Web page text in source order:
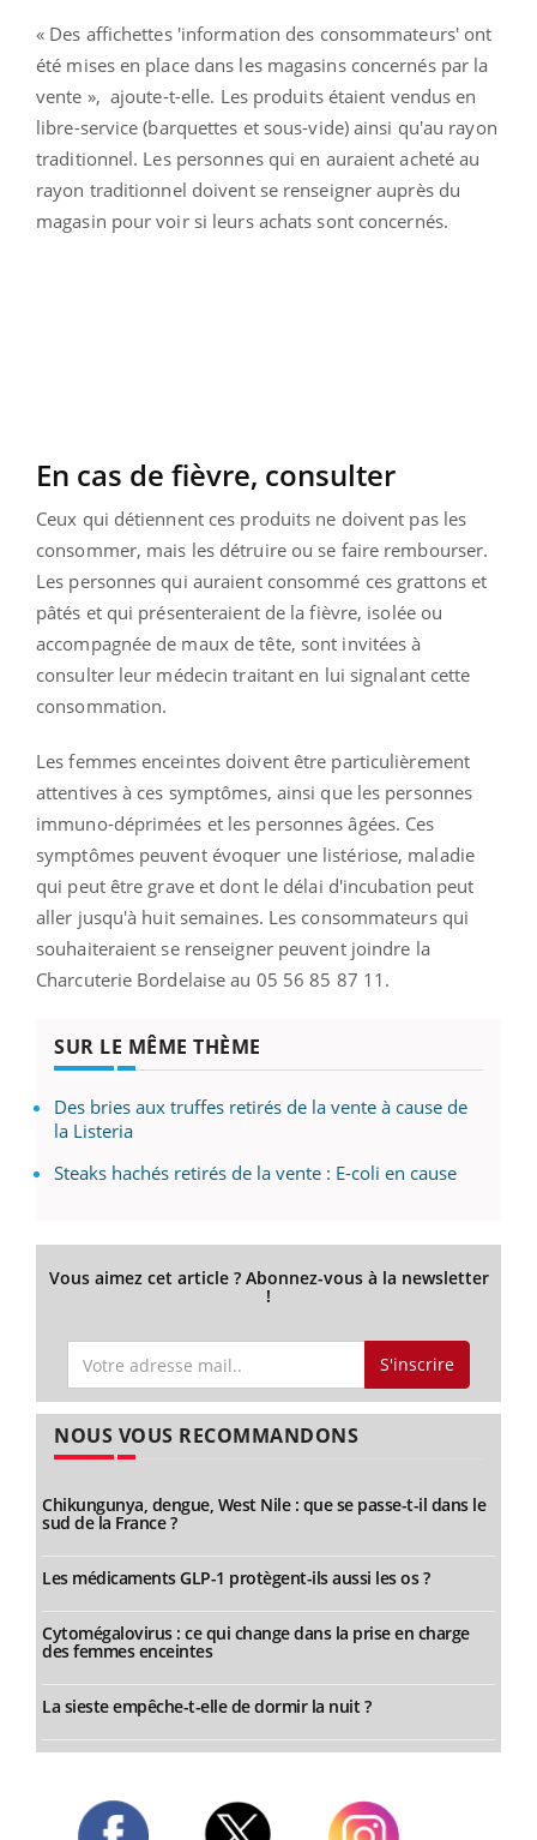
« Des affichettes 'information des consommateurs' ont
été mises en place dans les magasins concernés par la
vente », ajoute-t-elle. Les produits étaient vendus en
libre-service (barquettes et sous-vide) ainsi qu'au rayon
traditionnel. Les personnes qui en auraient acheté au
rayon traditionnel doivent se renseigner auprès du
magasin pour voir si leurs achats sont concernés.
En cas de fièvre, consulter
Ceux qui détiennent ces produits ne doivent pas les
consommer, mais les détruire ou se faire rembourser.
Les personnes qui auraient consommé ces grattons et
pâtés et qui présenteraient de la fièvre, isolée ou
accompagnée de maux de tête, sont invitées à
consulter leur médecin traitant en lui signalant cette
consommation.
Les femmes enceintes doivent être particulièrement
attentives à ces symptômes, ainsi que les personnes
immuno-déprimées et les personnes âgées. Ces
symptômes peuvent évoquer une listériose, maladie
qui peut être grave et dont le délai d'incubation peut
aller jusqu'à huit semaines. Les consommateurs qui
souhaiteraient se renseigner peuvent joindre la
Charcuterie Bordelaise au 05 56 85 87 11.
SUR LE MÊME THÈME
Des bries aux truffes retirés de la vente à cause de
la Listeria
Steaks hachés retirés de la vente : E-coli en cause
Vous aimez cet article ? Abonnez-vous à la newsletter
!
S'inscrire
NOUS VOUS RECOMMANDONS
Chikungunya, dengue, West Nile : que se passe-t-il dans le
sud de la France ?
Les médicaments GLP-1 protègent-ils aussi les os ?
Cytomégalovirus : ce qui change dans la prise en charge
des femmes enceintes
La sieste empêche-t-elle de dormir la nuit ?